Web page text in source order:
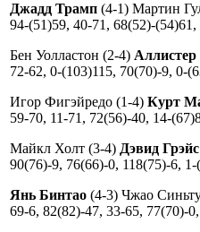
Джадд Трамп (4-1) Мартин
94-(51)59, 40-71, 68(52)-
Бен Уолластон (2-4)
72-62, 0-(103)115, 70(70)-9, 0-
Игор Фигэйредо (1-4) Курт
59-70, 11-71, 72(56)-40, 14-
Майкл Холт (3-4) Дэвид Грэйс
90(76)-9, 76(66)-0, 118(75)-6,
Янь Бинтао (4-3) Чжао
69-6, 82(82)-47, 33-65, 77(70)-